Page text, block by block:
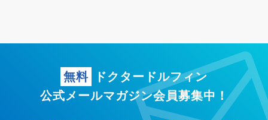
無料
ドクタードルフィン
公式メールマガジン会員募集中！